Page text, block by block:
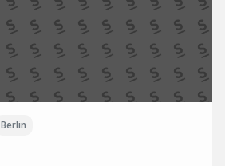
Berlin